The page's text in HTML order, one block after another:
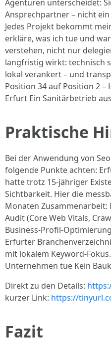
Agenturen unterscheidet:
Ansprechpartner – nicht
Jedes Projekt bekommt
erkläre, was ich tue und
verstehen, nicht nur
langfristig wirkt: technisch
lokal verankert – und
Position 34 auf Position 2
Erfurt Ein Sanitärbetrieb aus
Praktische
Bei der Anwendung von
folgende Punkte achten:
hatte trotz 15-jähriger
Sichtbarkeit. Hier die
Monaten Zusammenarbeit:
Audit (Core Web Vitals,
Business-Profil-
Erfurter
mit lokalem Keyword-
Unternehmen tue Kein
Direkt zu den Details:
kurzer Link: https://
Fazit